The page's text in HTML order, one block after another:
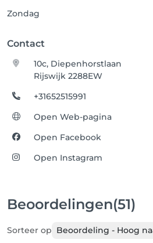
Zondag
Contact
10c, Diepenhorstlaan
Rijswijk 2288EW
+31652515991
Open Web-pagina
Open Facebook
Open Instagram
Beoordelingen(51)
Sorteer op Beoordeling - Hoog